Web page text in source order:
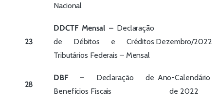
Nacional
23
DDCTF Mensal – Declaração
de Débitos e Créditos
Tributários Federais – Mensal
Dezembro/2022
28
DBF – Declaração de
Benefícios Fiscais
Ano-Calendário
de 2022